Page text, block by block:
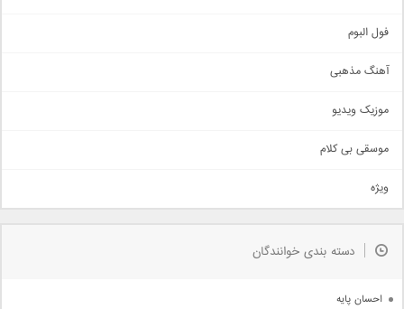
اجتماعی
حماسی
سنتی
اهنگ بندرعباسی
دمو
مذهبی
جدیدترین ها
فول البوم
آهنگ مذهبی
موزیک ویدیو
موسقی بی کلام
ویژه
دسته بندی خوانندگان
احسان پایه